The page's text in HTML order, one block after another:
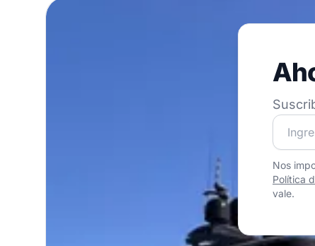
Suscribe a
¡Únete
Nos
Política
vale.